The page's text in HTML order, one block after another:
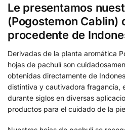
Le presentamos
(Pogostemon Cablin)
procedente de
Derivadas de la planta aromática
hojas de pachulí son
obtenidas directamente de
distintiva y cautivadora fragancia,
durante siglos en diversas
productos para el cuidado de la